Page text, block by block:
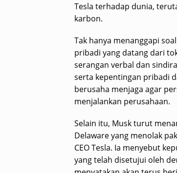
Tesla terhadap dunia,
karbon.
Tak hanya menanggapi
pribadi yang datang dari
serangan verbal dan
serta kepentingan pribadi
berusaha menjaga agar
menjalankan perusahaan.
Selain itu, Musk turut
Delaware yang menolak
CEO Tesla. Ia menyebut
yang telah disetujui oleh